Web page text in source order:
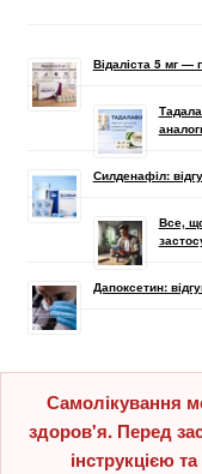
Відаліста 5 мг —
Силденафіл:
Все,
Дапоксетин:
Самолікування
здоров'я. Перед
інструкцією